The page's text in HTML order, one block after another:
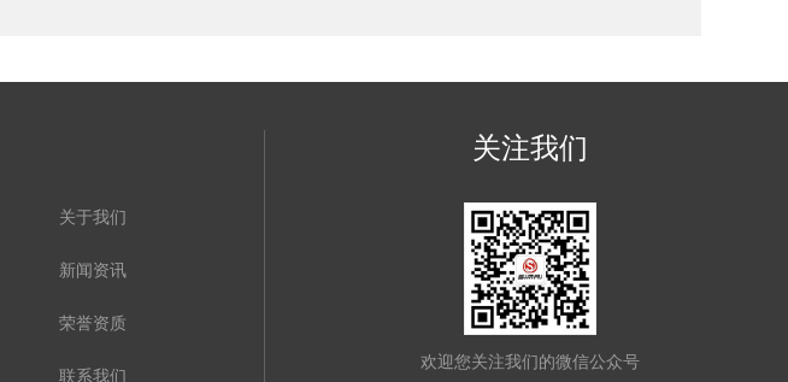
关于我们
新闻资讯
荣誉资质
联系我们
关注我们
欢迎您关注我们的微信公众号